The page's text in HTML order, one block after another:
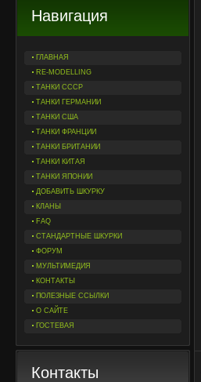
Навигация
ГЛАВНАЯ
RE-MODELLING
ТАНКИ СССР
ТАНКИ ГЕРМАНИИ
ТАНКИ США
ТАНКИ ФРАНЦИИ
ТАНКИ БРИТАНИИ
ТАНКИ КИТАЯ
ТАНКИ ЯПОНИИ
ДОБАВИТЬ ШКУРКУ
КЛАНЫ
FAQ
СТАНДАРТНЫЕ ШКУРКИ
ФОРУМ
МУЛЬТИМЕДИЯ
КОНТАКТЫ
ПОЛЕЗНЫЕ ССЫЛКИ
О САЙТЕ
ГОСТЕВАЯ
Контакты